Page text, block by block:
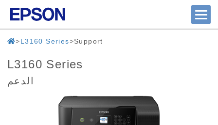
L3160 Series Support
L3160 Series
الدعم